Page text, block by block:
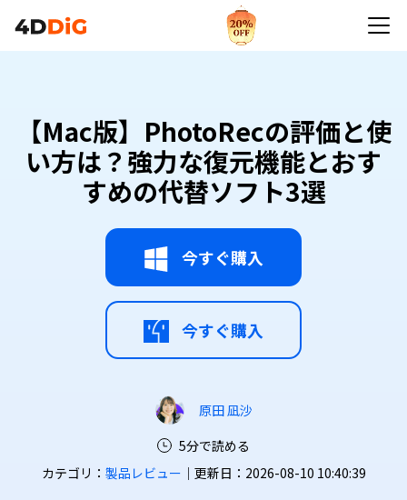
【Mac版】PhotoRecの評価と使
い方は？強力な復元機能とおす
すめの代替ソフト3選
今すぐ購入
今すぐ購入
原田 凪沙
5分で読める
カテゴリ： 製品レビュー ｜更新日：2026-08-10 10:40:39